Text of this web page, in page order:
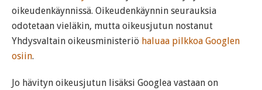
oikeudenkäynnissä. Oikeudenkäynnin seurauksia
odotetaan vieläkin, mutta oikeusjutun nostanut
Yhdysvaltain oikeusministeriö haluaa pilkkoa Googlen
osiin.
Jo hävityn oikeusjutun lisäksi Googlea vastaan on